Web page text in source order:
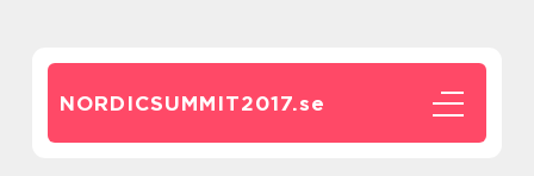
NORDICSUMMIT2017.se